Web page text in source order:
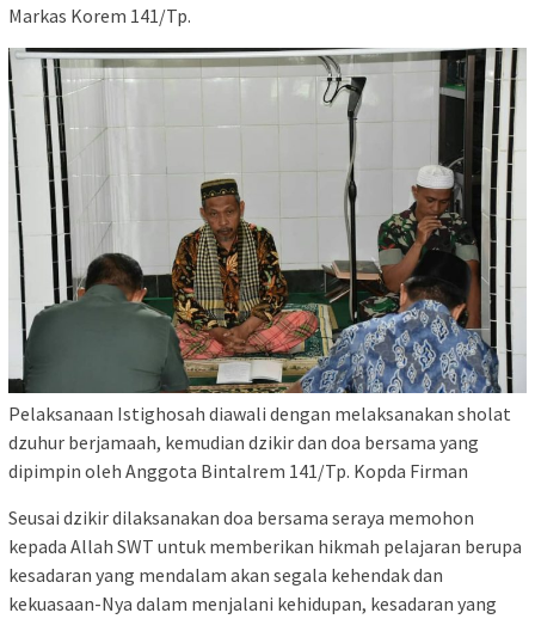
Markas Korem 141/Tp.
Pelaksanaan Istighosah diawali dengan melaksanakan sholat
dzuhur berjamaah, kemudian dzikir dan doa bersama yang
dipimpin oleh Anggota Bintalrem 141/Tp. Kopda Firman
Seusai dzikir dilaksanakan doa bersama seraya memohon
kepada Allah SWT untuk memberikan hikmah pelajaran berupa
kesadaran yang mendalam akan segala kehendak dan
kekuasaan-Nya dalam menjalani kehidupan, kesadaran yang